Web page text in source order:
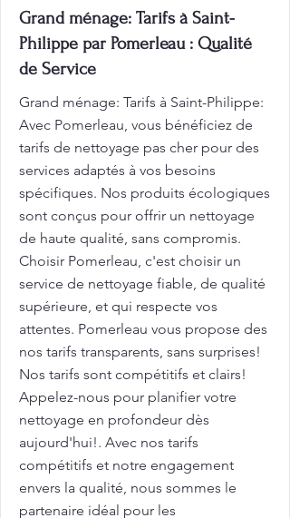
Grand ménage: Tarifs à Saint-
Philippe par Pomerleau : Qualité
de Service
Grand ménage: Tarifs à Saint-Philippe:
Avec Pomerleau, vous bénéficiez de
tarifs de nettoyage pas cher pour des
services adaptés à vos besoins
spécifiques. Nos produits écologiques
sont conçus pour offrir un nettoyage
de haute qualité, sans compromis.
Choisir Pomerleau, c'est choisir un
service de nettoyage fiable, de qualité
supérieure, et qui respecte vos
attentes. Pomerleau vous propose des
nos tarifs transparents, sans surprises!
Nos tarifs sont compétitifs et clairs!
Appelez-nous pour planifier votre
nettoyage en profondeur dès
aujourd'hui!. Avec nos tarifs
compétitifs et notre engagement
envers la qualité, nous sommes le
partenaire idéal pour les